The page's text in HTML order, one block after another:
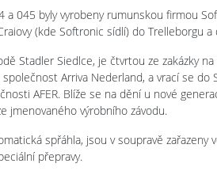
a 045 byly vyrobeny rumunskou firmou
(kde Softronic sídlí) do Trelleborgu a
Stadler Siedlce, je čtvrtou ze zakázky
Arriva Nederland, a vrací se do
AFER. Blíže se na dění u nové
jmenovaného výrobního závodu.
spřáhla, jsou v soupravě zařazeny
přepravy.